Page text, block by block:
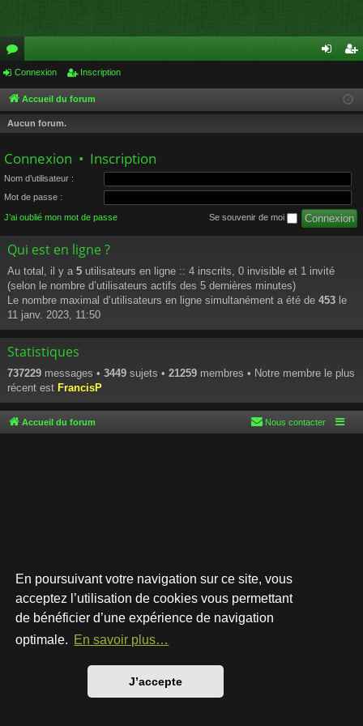
En poursuivant votre navigation sur ce site, vous
acceptez l’utilisation de cookies vous permettant
de bénéficier d’une expérience de navigation
optimale. En savoir plus…
J’accepte
or
u
m
cri
Connexion Inscription
Accueil du forum
Aucun forum.
Connexion • Inscription
Nom d’utilisateur :
Mot de passe :
J’ai oublié mon mot de passe Se souvenir de moi
Qui est en ligne ?
Au total, il y a 5 utilisateurs en ligne :: 4 inscrits, 0 invisible et 1 invité
(selon le nombre d’utilisateurs actifs des 5 dernières minutes)
Le nombre maximal d’utilisateurs en ligne simultanément a été de 453 le
11 janv. 2023, 11:50
Statistiques
737229 messages • 3449 sujets • 21259 membres • Notre membre le plus
récent est FrancisP
Accueil du forum Nous contacter
Développé parphpBB® Forum Software © phpBB Limited
Style par
Traduction française officielle